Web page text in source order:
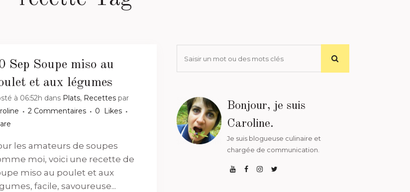
Sep Soupe miso au
et aux légumes
à 06:52h dans Plats, Recettes par
2 Commentaires 0
Likes
les amateurs de soupes
moi, voici une recette de
miso au poulet et aux
facile, savoureuse...
Bonjour, je suis
Caroline.
Je suis blogueuse culinaire et
chargée de communication.